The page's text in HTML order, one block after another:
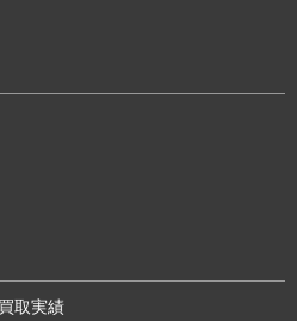
取実績